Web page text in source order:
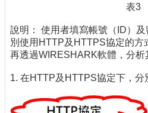
表3
說明： 使用者填寫帳號（ID）
別使用HTTP及HTTPS協定的方
再透過WIRESHARK軟體，分析
1. 在HTTP及HTTPS協定下，分